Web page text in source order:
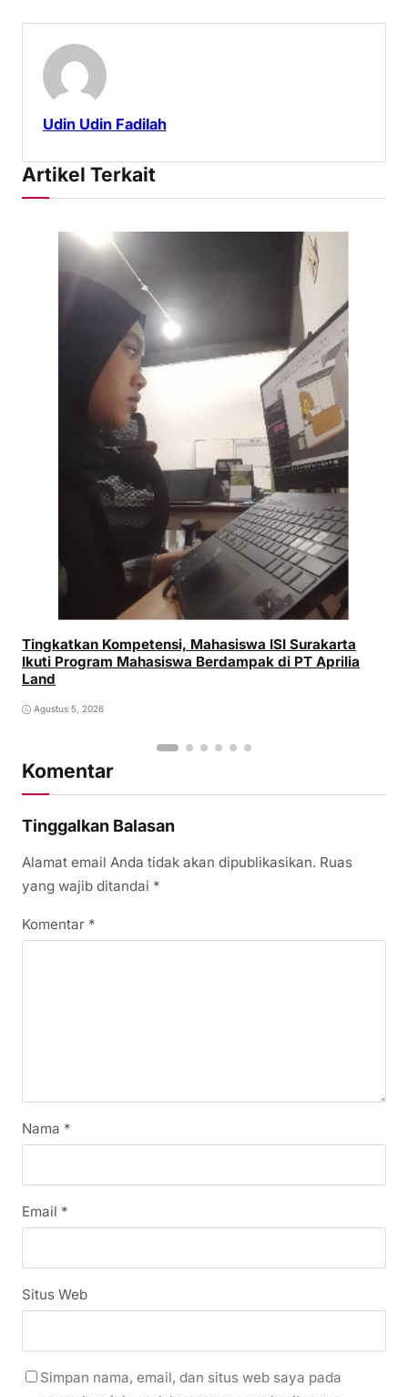
Udin Udin Fadilah
Artikel Terkait
Tingkatkan Kompetensi, Mahasiswa ISI Surakarta
Ikuti Program Mahasiswa Berdampak di PT Aprilia
Land
Agustus 5, 2026
Komentar
Tinggalkan Balasan
Alamat email Anda tidak akan dipublikasikan. Ruas
yang wajib ditandai *
Komentar *
Nama *
Email *
Situs Web
Simpan nama, email, dan situs web saya pada